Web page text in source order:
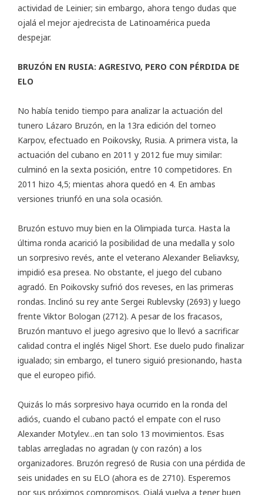
actividad de Leinier; sin embargo, ahora tengo dudas que
ojalá el mejor ajedrecista de Latinoamérica pueda
despejar.
BRUZÓN EN RUSIA: AGRESIVO, PERO CON PÉRDIDA DE
ELO
No había tenido tiempo para analizar la actuación del
tunero Lázaro Bruzón, en la 13ra edición del torneo
Karpov, efectuado en Poikovsky, Rusia. A primera vista, la
actuación del cubano en 2011 y 2012 fue muy similar:
culminó en la sexta posición, entre 10 competidores. En
2011 hizo 4,5; mientas ahora quedó en 4. En ambas
versiones triunfó en una sola ocasión.
Bruzón estuvo muy bien en la Olimpiada turca. Hasta la
última ronda acarició la posibilidad de una medalla y solo
un sorpresivo revés, ante el veterano Alexander Beliavksy,
impidió esa presea. No obstante, el juego del cubano
agradó. En Poikovsky sufrió dos reveses, en las primeras
rondas. Inclinó su rey ante Sergei Rublevsky (2693) y luego
frente Viktor Bologan (2712). A pesar de los fracasos,
Bruzón mantuvo el juego agresivo que lo llevó a sacrificar
calidad contra el inglés Nigel Short. Ese duelo pudo finalizar
igualado; sin embargo, el tunero siguió presionando, hasta
que el europeo pifió.
Quizás lo más sorpresivo haya ocurrido en la ronda del
adiós, cuando el cubano pactó el empate con el ruso
Alexander Motylev…en tan solo 13 movimientos. Esas
tablas arregladas no agradan (y con razón) a los
organizadores. Bruzón regresó de Rusia con una pérdida de
seis unidades en su ELO (ahora es de 2710). Esperemos
por sus próximos compromisos. Ojalá vuelva a tener buen